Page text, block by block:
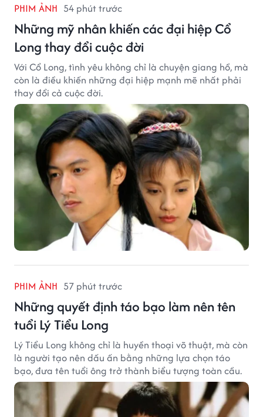
PHIM ẢNH 54 phút trước
Những mỹ nhân khiến các đại hiệp Cổ
Long thay đổi cuộc đời
Với Cổ Long, tình yêu không chỉ là chuyện giang hồ, mà
còn là điều khiến những đại hiệp mạnh mẽ nhất phải
thay đổi cả cuộc đời.
PHIM ẢNH 57 phút trước
Những quyết định táo bạo làm nên tên
tuổi Lý Tiểu Long
Lý Tiểu Long không chỉ là huyền thoại võ thuật, mà còn
là người tạo nên dấu ấn bằng những lựa chọn táo
bạo, đưa tên tuổi ông trở thành biểu tượng toàn cầu.